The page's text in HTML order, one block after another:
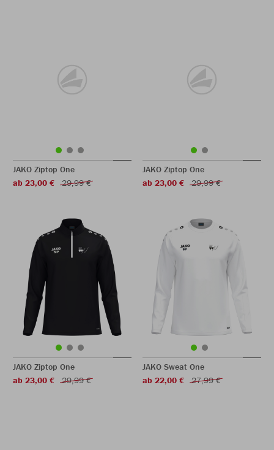
JAKO Ziptop One
ab 23,00 €
29,99 €
JAKO Ziptop One
ab 23,00 €
29,99 €
JAKO Ziptop One
ab 23,00 €
29,99 €
JAKO Sweat One
ab 22,00 €
27,99 €